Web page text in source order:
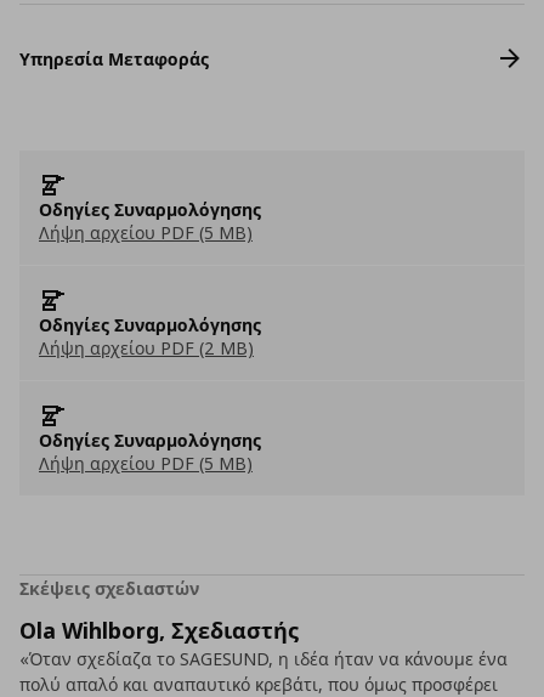
Υπηρεσία Μεταφοράς
Οδηγίες Συναρμολόγησης
Λήψη αρχείου PDF (5 MB)
Οδηγίες Συναρμολόγησης
Λήψη αρχείου PDF (2 MB)
Οδηγίες Συναρμολόγησης
Λήψη αρχείου PDF (5 MB)
Σκέψεις σχεδιαστών
Ola Wihlborg, Σχεδιαστής
«Όταν σχεδίαζα το SAGESUND, η ιδέα ήταν να κάνουμε ένα
πολύ απαλό και αναπαυτικό κρεβάτι, που όμως προσφέρει